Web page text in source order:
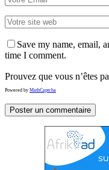
Save my name, email,
time I comment.
Prouvez que vous n’êtes
Powered by MathCaptcha